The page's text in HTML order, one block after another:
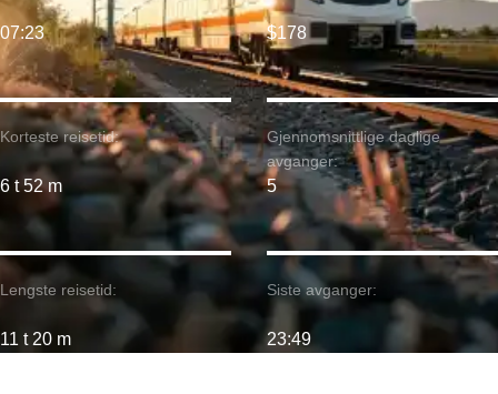
Korteste reisetid:
6 t 52 m
07:23
Lengste reisetid:
11 t 20 m
$178
Gjennomsnittlige daglige
avganger:
5
Siste avganger:
23:49